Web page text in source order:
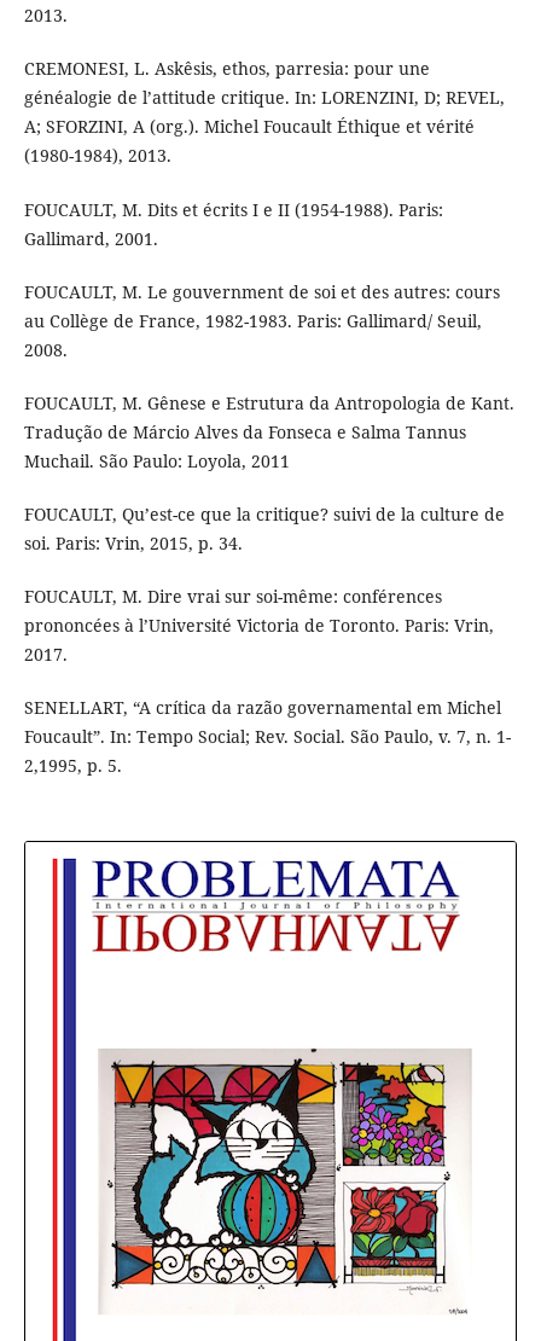
2013.
CREMONESI, L. Askêsis, ethos, parresia: pour une
généalogie de l’attitude critique. In: LORENZINI, D; REVEL,
A; SFORZINI, A (org.). Michel Foucault Éthique et vérité
(1980-1984), 2013.
FOUCAULT, M. Dits et écrits I e II (1954-1988). Paris:
Gallimard, 2001.
FOUCAULT, M. Le gouvernment de soi et des autres: cours
au Collège de France, 1982-1983. Paris: Gallimard/ Seuil,
2008.
FOUCAULT, M. Gênese e Estrutura da Antropologia de Kant.
Tradução de Márcio Alves da Fonseca e Salma Tannus
Muchail. São Paulo: Loyola, 2011
FOUCAULT, Qu’est-ce que la critique? suivi de la culture de
soi. Paris: Vrin, 2015, p. 34.
FOUCAULT, M. Dire vrai sur soi-même: conférences
prononcées à l’Université Victoria de Toronto. Paris: Vrin,
2017.
SENELLART, “A crítica da razão governamental em Michel
Foucault”. In: Tempo Social; Rev. Social. São Paulo, v. 7, n. 1-
2,1995, p. 5.